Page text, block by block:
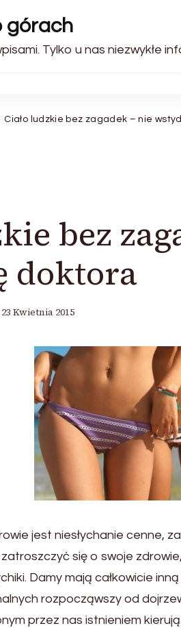
górach
Tylko u nas niezwykłe
Ciało ludzkie bez zagadek – nie
bez
doktora
23 Kwietnia 2015
jest niesłychanie cenne,
się o swoje
Damy mają całkowicie
rozpocząwszy od
przez nas istnieniem